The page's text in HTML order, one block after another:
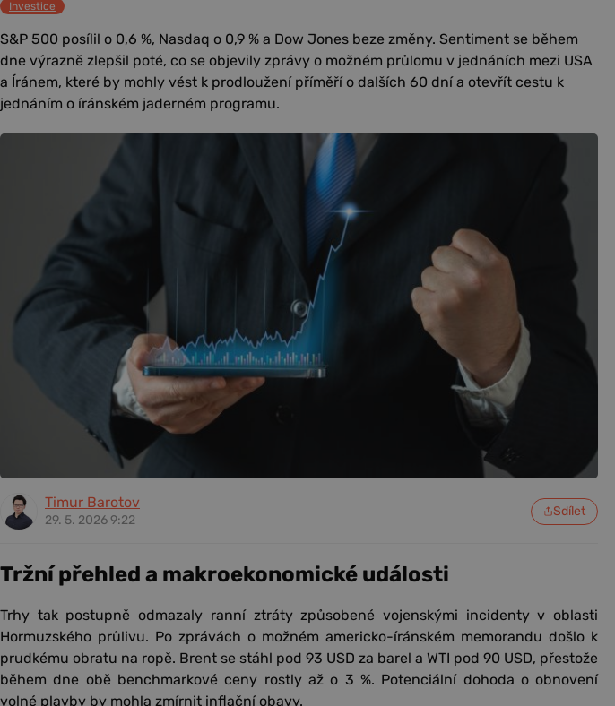
Investice
S&P 500 posílil o 0,6 %, Nasdaq o 0,9 % a Dow Jones beze změny. Sentiment se během
dne výrazně zlepšil poté, co se objevily zprávy o možném průlomu v jednáních mezi USA
a Íránem, které by mohly vést k prodloužení příměří o dalších 60 dní a otevřít cestu k
jednáním o íránském jaderném programu.
Timur Barotov
29. 5. 2026 9:22
Sdílet
Tržní přehled a makroekonomické události
Trhy tak postupně odmazaly ranní ztráty způsobené vojenskými incidenty v oblasti
Hormuzského průlivu. Po zprávách o možném americko-íránském memorandu došlo k
prudkému obratu na ropě. Brent se stáhl pod 93 USD za barel a WTI pod 90 USD, přestože
během dne obě benchmarkové ceny rostly až o 3 %. Potenciální dohoda o obnovení
volné plavby by mohla zmírnit inflační obavy.